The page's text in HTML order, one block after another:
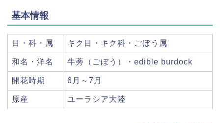
基本情報
目・科・属 キク目・キク科・ごぼう属
和名・洋名 牛蒡（ごぼう）・edible burdock
開花時期 6月～7月
原産 ユーラシア大陸